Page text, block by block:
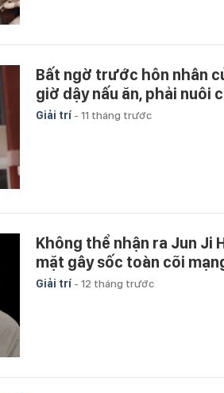
Bất ngờ trước hôn nhân
giờ dậy nấu ăn, phải nuôi
Giải trí - 11 tháng trước
Không thể nhận ra Jun Ji
mặt gây sốc toàn cõi
Giải trí - 12 tháng trước